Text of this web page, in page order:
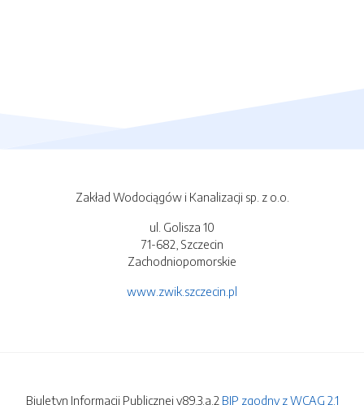
Zakład Wodociągów i Kanalizacji sp. z o.o.
ul. Golisza 10
71-682, Szczecin
Zachodniopomorskie
www.zwik.szczecin.pl
Biuletyn Informacji Publicznej v89.3.a.2 BIP zgodny z WCAG 2.1